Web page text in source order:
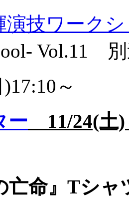
演技ワーク
Vol.11
～
ー 11/24(土
亡命』Tシ